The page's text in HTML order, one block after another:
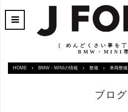
［ めんどくさい事を
BMW・MINI
HOME BMW・MINIの情報 整備 車両整
ブログ